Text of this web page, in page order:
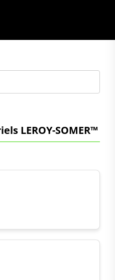
LEROY-SOMER™